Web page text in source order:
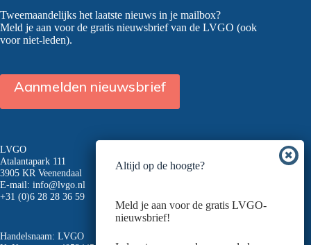
Tweemaandelijks het laatste nieuws in je mailbox?
Meld je aan voor de gratis nieuwsbrief van de LVGO (ook
voor niet-leden).
Aanmelden nieuwsbrief
LVGO
Atalantapark 111
3905 KR Veenendaal
E-mail: info@lvgo.nl
+31 (0)6 28 28 36 59
Handelsnaam: LVGO
Altijd op de hoogte?
Meld je aan voor de gratis LVGO-
nieuwsbrief!